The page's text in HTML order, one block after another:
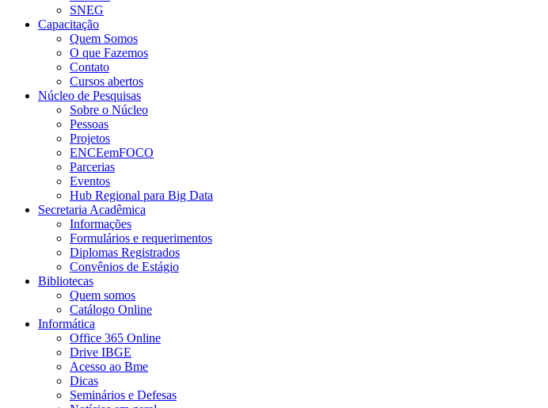
SNEG
Capacitação
Quem Somos
O que Fazemos
Contato
Cursos abertos
Núcleo de Pesquisas
Sobre o Núcleo
Pessoas
Projetos
ENCEemFOCO
Parcerias
Eventos
Hub Regional para Big Data
Secretaria Acadêmica
Informações
Formulários e requerimentos
Diplomas Registrados
Convênios de Estágio
Bibliotecas
Quem somos
Catálogo Online
Informática
Office 365 Online
Drive IBGE
Acesso ao Bme
Dicas
Seminários e Defesas